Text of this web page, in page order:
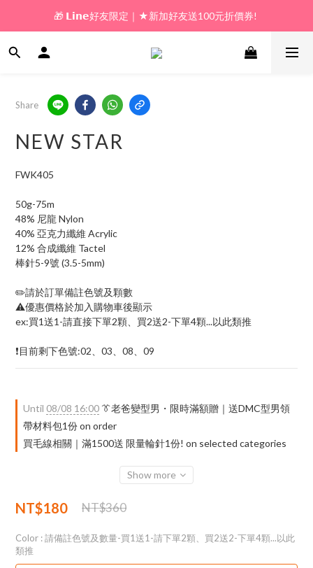
🎁 新好友購物金｜★加入新會員領券送100元!
🎁 𝗟𝗶𝗻𝗲好友限定｜★新加好友送100元折價券!
🎁 新好友購物金｜★加入新會員領券送100元!
Share
NEW STAR
FWK405
50g-75m
48% 尼龍 Nylon
40% 亞克力纖維 Acrylic
12% 合成纖維 Tactel
棒針5-9號 (3.5-5mm)
✏️請於訂單備註色號及顆數
⚠️優惠價格於加入購物車後顯示
ex:買1送1-請直接下單2顆、買2送2-下單4顆...以此類推
❗目前剩下色號:02、03、08、09
Until 08/08 16:00 👔老爸變型男・限時滿額贈｜送DMC型男領
帶材料包1份 on order
買毛線相關｜滿1500送 限量輪針1份! on selected categories
Show more
NT$180 NT$360
Color : 請備註色號及數量-買1送1-請下單2顆、買2送2-下單4顆...以此
類推